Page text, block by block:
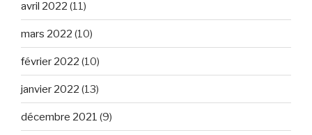
avril 2022 (11)
mars 2022 (10)
février 2022 (10)
janvier 2022 (13)
décembre 2021 (9)